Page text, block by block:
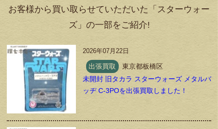
お客様から買い取らせていただいた「スターウォー
ズ」の一部をご紹介!
2026年07月22日
出張買取
東京都板橋区
未開封 旧タカラ スターウォーズ メタルバ
ッヂ C-3POを出張買取しました！